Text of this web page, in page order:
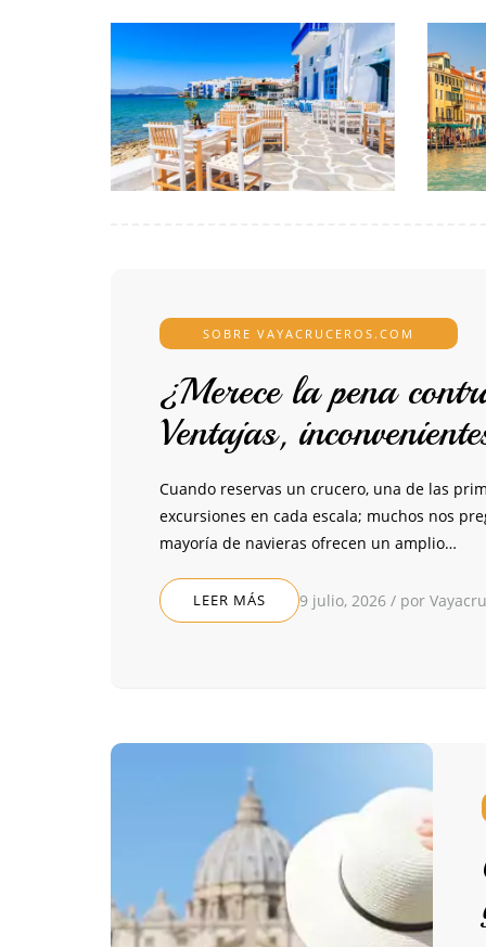
SOBRE VAYACRUCEROS.COM
¿Merece la pena
Ventajas,
Cuando reservas un crucero, una de las
excursiones en cada escala; muchos nos
mayoría de navieras ofrecen un amplio…
LEER MÁS 9 julio, 2026 / por